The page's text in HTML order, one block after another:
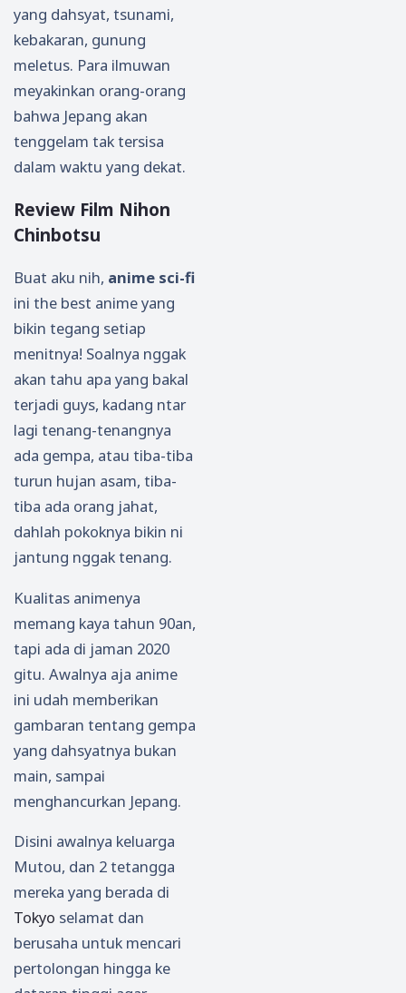
yang dahsyat, tsunami,
kebakaran, gunung
meletus. Para ilmuwan
meyakinkan orang-orang
bahwa Jepang akan
tenggelam tak tersisa
dalam waktu yang dekat.
Review Film Nihon
Chinbotsu
Buat aku nih, anime sci-fi
ini the best anime yang
bikin tegang setiap
menitnya! Soalnya nggak
akan tahu apa yang bakal
terjadi guys, kadang ntar
lagi tenang-tenangnya
ada gempa, atau tiba-tiba
turun hujan asam, tiba-
tiba ada orang jahat,
dahlah pokoknya bikin ni
jantung nggak tenang.
Kualitas animenya
memang kaya tahun 90an,
tapi ada di jaman 2020
gitu. Awalnya aja anime
ini udah memberikan
gambaran tentang gempa
yang dahsyatnya bukan
main, sampai
menghancurkan Jepang.
Disini awalnya keluarga
Mutou, dan 2 tetangga
mereka yang berada di
Tokyo selamat dan
berusaha untuk mencari
pertolongan hingga ke